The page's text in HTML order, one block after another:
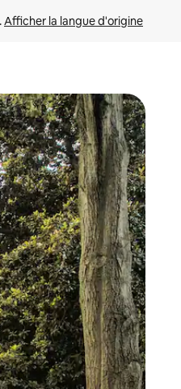
Afficher la langue d'origine
et en faisant glisser.